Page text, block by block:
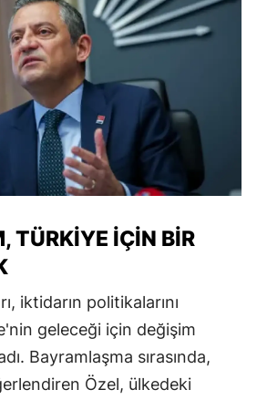
TÜRKIYE İÇIN BIR
iktidarın politikalarını
geleceği için değişim
Bayramlaşma sırasında,
Özel, ülkedeki